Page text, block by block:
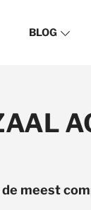
BLOG
de meest